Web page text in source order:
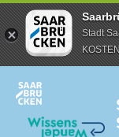
Stadt